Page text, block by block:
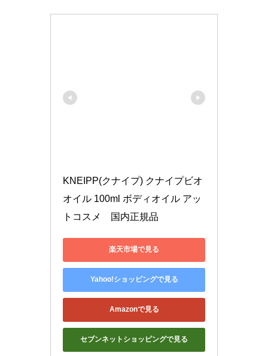
KNEIPP(クナイプ) クナイプビオ
オイル 100ml ボディオイル アッ
トコスメ　国内正規品
楽天市場で見る
Yahoo!ショッピングで見る
Amazonで見る
セブンネットショッピングで見る